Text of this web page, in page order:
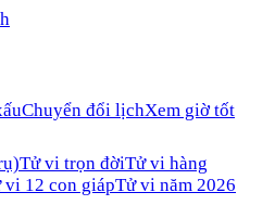
Chuyển đổi lịchXem giờ tốt
Tử vi trọn đờiTử vi hàng
vi 12 con giápTử vi năm 2026